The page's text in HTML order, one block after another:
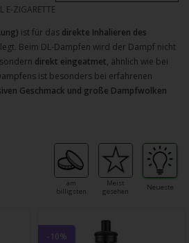
E-ZIGARETTE
ist für das direkte Inhalieren des
Beim DL-Dampfen wird der Dampf nicht
direkt eingeatmet, ähnlich wie bei
ist besonders bei erfahrenen
Geschmack und große Dampfwolken
am
billigsten
Meist
gesehen
Neueste
-10%